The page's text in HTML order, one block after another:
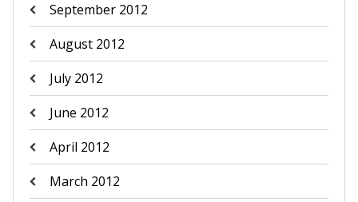
September 2012
August 2012
July 2012
June 2012
April 2012
March 2012